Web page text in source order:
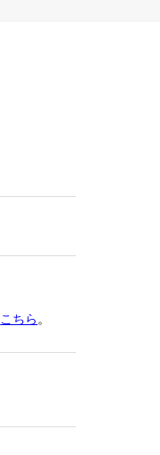
こちら 。